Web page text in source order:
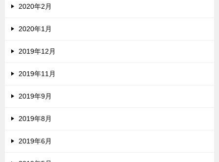
2020年2月
2020年1月
2019年12月
2019年11月
2019年9月
2019年8月
2019年6月